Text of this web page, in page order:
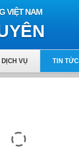
VIỆT NAM
VỤ TIN TỨC